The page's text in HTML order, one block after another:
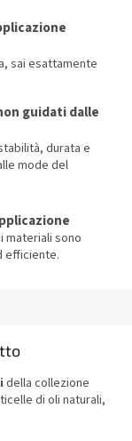
sai esattamente
guidati dalle
durata e
mode del
materiali sono
efficiente.
della collezione
di oli naturali,